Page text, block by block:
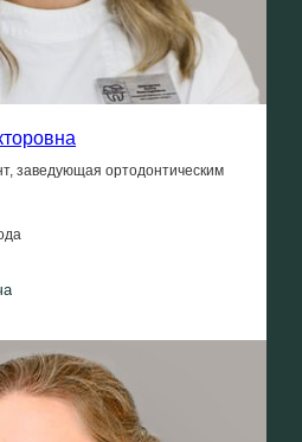
заведующая ортодонтическим